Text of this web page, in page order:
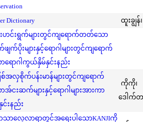
Dictionary ထူးချွန်
ဟင်းရွက်များတွင်ကျရောက်တတ်သော
က်ပိုးများနှင့်ရောဂါများတွင်ကျရောက်
ောဂါကွယ်နှိမ်နှင်းနည်း
ြစ်အလှစိုက်ပန်းမာန်များတွင်ကျရောက်
ငးဆက်များနှင့်ရောဂါများအားကာ
းနည်း
ကိုကို၊
ဒေါက်တ
သာလေ့လာရာတွင်အရေးပါသောKANJIကို